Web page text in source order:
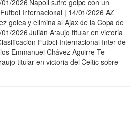
2026 Napoli sufre golpe con un
Internacional | 14/01/2026 AZ
golea y elimina al Ajax de la Copa de
2026 Julián Araujo titular en victoria
Futbol Internacional Inter de
Emmanuel Chávez Aguirre Te
titular en victoria del Celtic sobre